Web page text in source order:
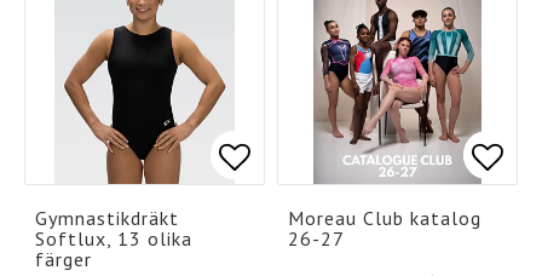
Add to list of favorites
Add to list of favorites
Gymnastikdräkt
Softlux, 13 olika
färger
Add
Add
Moreau Club katalog
26-27